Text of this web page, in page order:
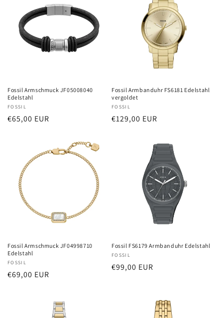
Fossil Armschmuck JF05008040
Edelstahl
Anbieter:
FOSSIL
Normaler
€65,00 EUR
Fossil Armbanduhr FS6181 Edelstahl
vergoldet
Anbieter:
FOSSIL
Normaler
€129,00 EUR
Fossil Armschmuck JF04998710
Edelstahl
Anbieter:
FOSSIL
Normaler
€69,00 EUR
Fossil FS6179 Armbanduhr Edelstahl
Anbieter:
FOSSIL
Normaler
€99,00 EUR